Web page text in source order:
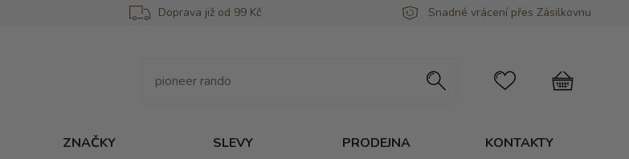
Doprava již od 99 Kč Snadné vrácení přes Zásilkovnu
ZNAČKY SLEVY PRODEJNA KONTAKTY